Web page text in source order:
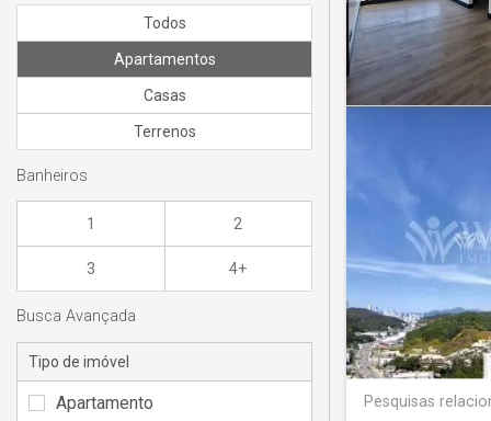
Pesquisas
Todos
Apartamentos
Casas
Terrenos
Banheiros
1 2
3 4+
Busca Avançada
Tipo de imóvel
Apartamento